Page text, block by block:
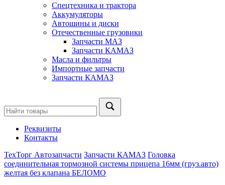
Спецтехника и трактора
Аккумуляторы
Автошины и диски
Отечественные грузовики
Запчасти МАЗ
Запчасти КАМАЗ
Масла и фильтры
Импортные запчасти
Запчасти КАМАЗ
Реквизиты
Контакты
ТехТорг Автозапчасти Запчасти КАМАЗ Головка
соединительная тормозной системы прицепа 16мм (груз.авто)
желтая без клапана БЕЛОМО